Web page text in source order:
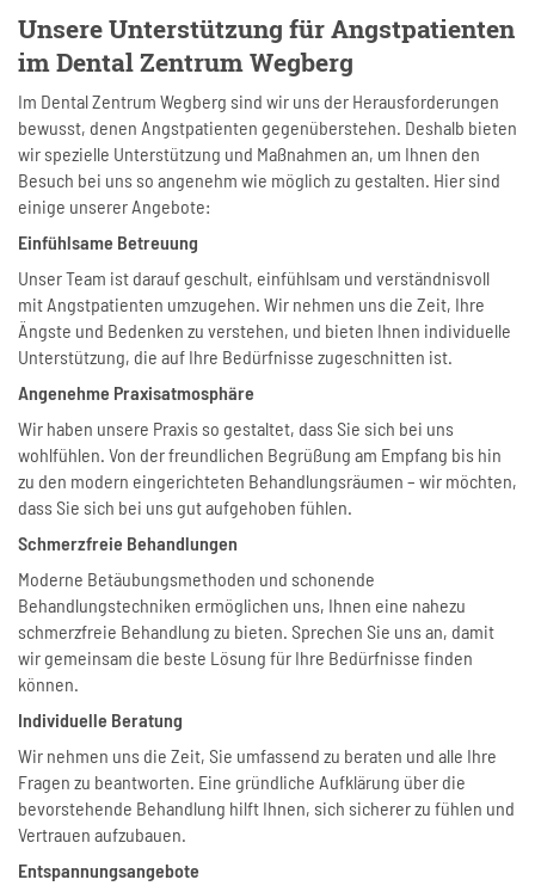
Unsere Unterstützung für Angstpatienten
im Dental Zentrum Wegberg
Im Dental Zentrum Wegberg sind wir uns der Herausforderungen
bewusst, denen Angstpatienten gegenüberstehen. Deshalb bieten
wir spezielle Unterstützung und Maßnahmen an, um Ihnen den
Besuch bei uns so angenehm wie möglich zu gestalten. Hier sind
einige unserer Angebote:
Einfühlsame Betreuung
Unser Team ist darauf geschult, einfühlsam und verständnisvoll
mit Angstpatienten umzugehen. Wir nehmen uns die Zeit, Ihre
Ängste und Bedenken zu verstehen, und bieten Ihnen individuelle
Unterstützung, die auf Ihre Bedürfnisse zugeschnitten ist.
Angenehme Praxisatmosphäre
Wir haben unsere Praxis so gestaltet, dass Sie sich bei uns
wohlfühlen. Von der freundlichen Begrüßung am Empfang bis hin
zu den modern eingerichteten Behandlungsräumen – wir möchten,
dass Sie sich bei uns gut aufgehoben fühlen.
Schmerzfreie Behandlungen
Moderne Betäubungsmethoden und schonende
Behandlungstechniken ermöglichen uns, Ihnen eine nahezu
schmerzfreie Behandlung zu bieten. Sprechen Sie uns an, damit
wir gemeinsam die beste Lösung für Ihre Bedürfnisse finden
können.
Individuelle Beratung
Wir nehmen uns die Zeit, Sie umfassend zu beraten und alle Ihre
Fragen zu beantworten. Eine gründliche Aufklärung über die
bevorstehende Behandlung hilft Ihnen, sich sicherer zu fühlen und
Vertrauen aufzubauen.
Entspannungsangebote